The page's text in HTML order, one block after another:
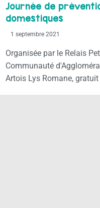
Journée de
domestiques
1 septembre 2021
Organisée par le Relais
Communauté
Artois Lys Romane,